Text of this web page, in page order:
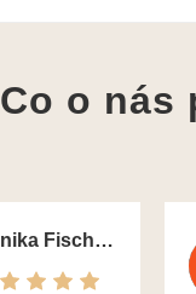
Co o nás
Monika Fischerova